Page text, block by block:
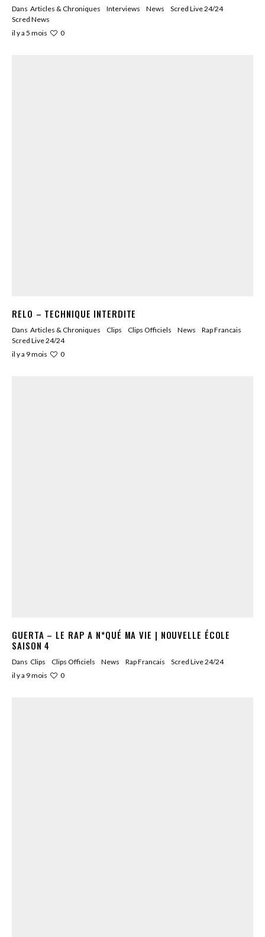
Dans Articles & Chroniques Interviews News
Scred Live 24/24
Scred News
il y a 5 mois
0
RELO – TECHNIQUE INTERDITE
Dans Articles & Chroniques Clips Clips Officiels News
Rap Francais
Scred Live 24/24
il y a 9 mois
0
GUERTA – LE RAP A N*QUÉ MA VIE | NOUVELLE ÉCOLE
SAISON 4
Dans Clips Clips Officiels News Rap Francais
Scred Live 24/24
il y a 9 mois
0